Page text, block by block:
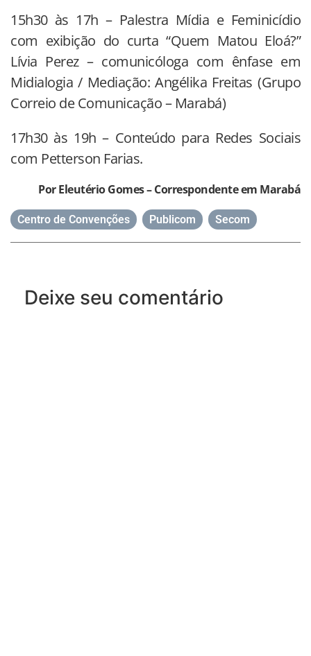
15h30 às 17h – Palestra Mídia e Feminicídio
com exibição do curta “Quem Matou Eloá?”
Lívia Perez – comunicóloga com ênfase em
Midialogia / Mediação: Angélika Freitas (Grupo
Correio de Comunicação – Marabá)
17h30 às 19h – Conteúdo para Redes Sociais
com Petterson Farias.
Por Eleutério Gomes – Correspondente em Marabá
Centro de Convenções Publicom Secom
Deixe seu comentário